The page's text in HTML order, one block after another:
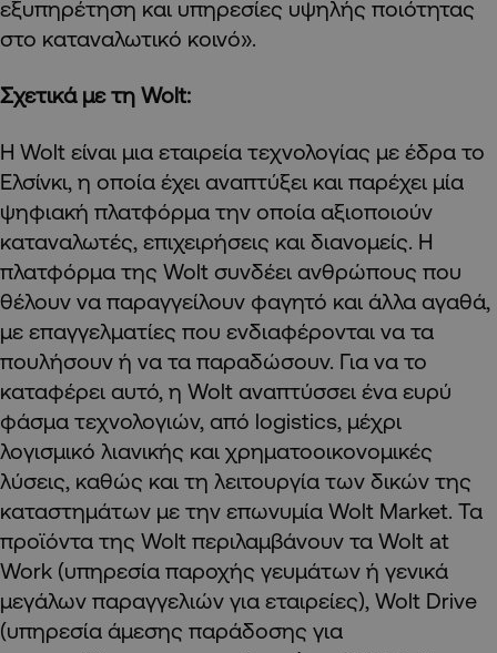
εξυπηρέτηση και υπηρεσίες υψηλής ποιότητας
στο καταναλωτικό κοινό».
Σχετικά με τη Wolt:
Η Wolt είναι μια εταιρεία τεχνολογίας με έδρα το
Ελσίνκι, η οποία έχει αναπτύξει και παρέχει μία
ψηφιακή πλατφόρμα την οποία αξιοποιούν
καταναλωτές, επιχειρήσεις και διανομείς. Η
πλατφόρμα της Wolt συνδέει ανθρώπους που
θέλουν να παραγγείλουν φαγητό και άλλα αγαθά,
με επαγγελματίες που ενδιαφέρονται να τα
πουλήσουν ή να τα παραδώσουν. Για να το
καταφέρει αυτό, η Wolt αναπτύσσει ένα ευρύ
φάσμα τεχνολογιών, από logistics, μέχρι
λογισμικό λιανικής και χρηματοοικονομικές
λύσεις, καθώς και τη λειτουργία των δικών της
καταστημάτων με την επωνυμία Wolt Market. Τα
προϊόντα της Wolt περιλαμβάνουν τα Wolt at
Work (υπηρεσία παροχής γευμάτων ή γενικά
μεγάλων παραγγελιών για εταιρείες), Wolt Drive
(υπηρεσία άμεσης παράδοσης για